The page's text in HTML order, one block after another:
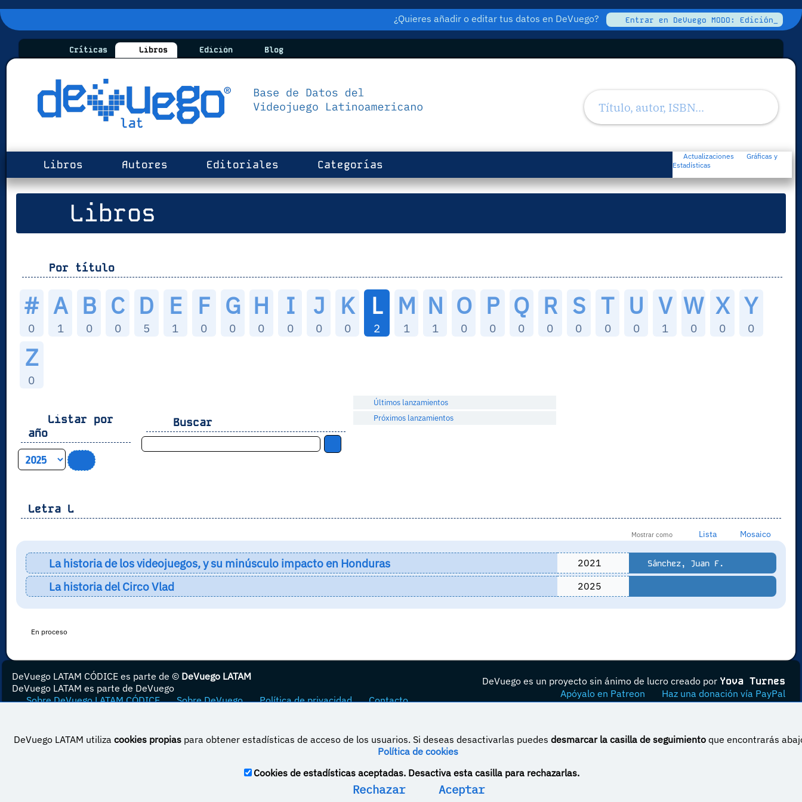
¿Quieres añadir o editar tus datos en DeVuego? Entrar en DeVuego MODO: Edición_
Críticas Libros Edición Blog
Libros Autores Editoriales Categorías
Actualizaciones
Gráficas y
Estadísticas
Libros
Por título
#
0
A
1
B
0
C
0
D
5
E
1
F
0
G
0
H
0
I
0
J
0
K
0
L
2
M
1
N
1
O
0
P
0
Q
0
R
0
S
0
T
0
U
0
V
1
W
0
X
0
Y
0
Z
0
Listar por
año
Buscar
Últimos lanzamientos
Próximos lanzamientos
Letra L
Mostrar como Lista Mosaico
La historia de los videojuegos, y su minúsculo impacto en Honduras 2021 Sánchez, Juan F.
La historia del Circo Vlad 2025
En proceso
DeVuego es un proyecto sin ánimo de lucro creado por Yova Turnes
Apóyalo en Patreon Haz una donación vía PayPal
DeVuego LATAM CÓDICE es parte de © DeVuego LATAM
DeVuego LATAM es parte de DeVuego
Sobre DeVuego LATAM CÓDICE
Sobre DeVuego Política de privacidad Contacto
Esta obra está bajo una licencia de Creative Commons Reconocimiento-NoComercial-CompartirIgual 4.0 Internacional
YovaGamingNetwork
DeVuego LATAM utiliza cookies propiaspara obtener estadísticas de acceso de los usuarios. Si deseas desactivarlas puedes desmarcar la casilla de seguimientoque encontrarás
Política de cookies
Cookies de estadísticas aceptadas. Desactiva esta casilla para rechazarlas.
Rechazar Aceptar